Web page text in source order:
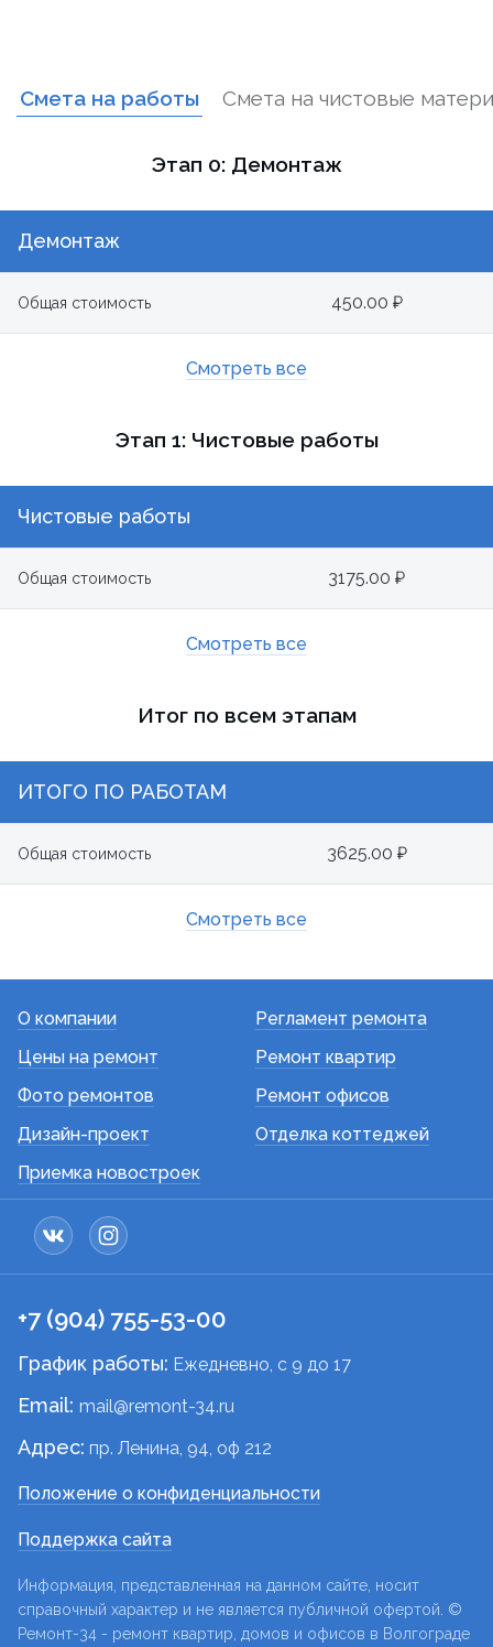
Смета на работы Смета на чистовые
Этап 0: Демонтаж
Демонтаж
Общая стоимость 450.00 ₽
Смотреть все
Этап 1: Чистовые работы
Чистовые работы
Общая стоимость 3175.00 ₽
Смотреть все
Итог по всем этапам
ИТОГО ПО РАБОТАМ
Общая стоимость 3625.00 ₽
Смотреть все
О компании
Цены на ремонт
Фото ремонтов
Дизайн-проект
Приемка новостроек
Регламент ремонта
Ремонт квартир
Ремонт офисов
Отделка коттеджей
+7 (904) 755-53-00
График работы: Ежедневно, c 9 до 17
Email: mail@remont-34.ru
Адрес: пр. Ленина, 94, оф 212
Положение о конфиденциальности
Поддержка сайта
Информация, представленная на данном сайте, носит
справочный характер и не является публичной офертой. ©
Ремонт-34 - ремонт квартир, домов и офисов в Волгограде